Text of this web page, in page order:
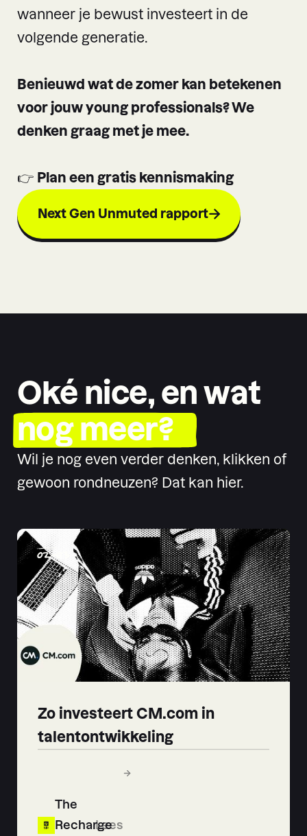
wanneer je bewust investeert in de
volgende generatie.
Benieuwd wat de zomer kan betekenen
voor jouw young professionals? We
denken graag met je mee.
👉 Plan een gratis kennismaking
Next Gen Unmuted rapport
Oké nice, en wat
nog meer?
Wil je nog even verder denken, klikken of
gewoon rondneuzen? Dat kan hier.
Zo investeert CM.com in
talentontwikkeling
The
Recharge
Lees
02-03